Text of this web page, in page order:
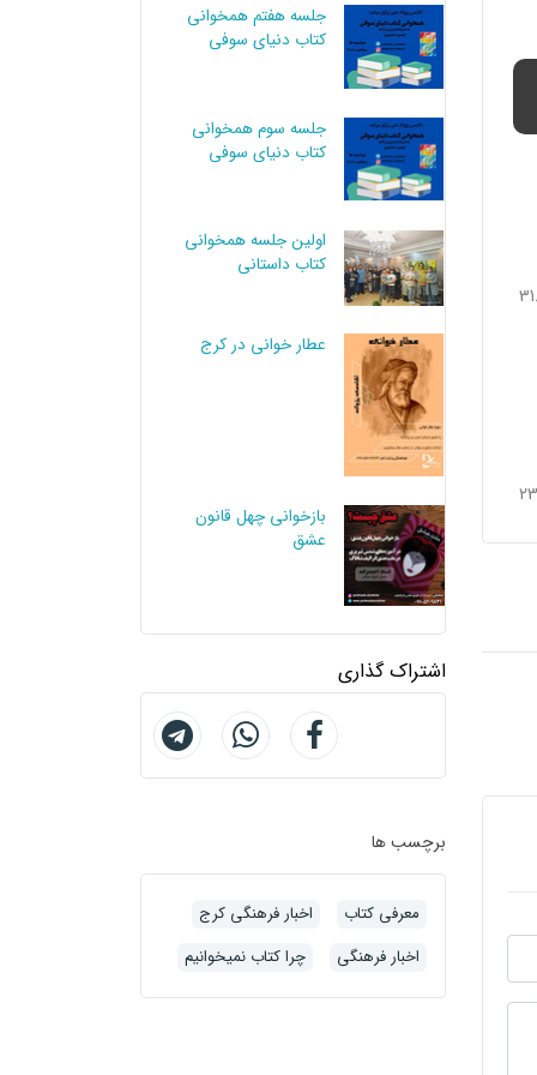
جلسه هفتم همخوانی
کتاب دنیای سوفی
جلسه سوم همخوانی
کتاب دنیای سوفی
اولین جلسه همخوانی
کتاب داستانی
عطار خوانی در کرج
بازخوانی چهل قانون
عشق
اشتراک گذاری
برچسب ها
معرفی کتاب
اخبار فرهنگی کرج
اخبار فرهنگی
چرا کتاب نمیخوانیم